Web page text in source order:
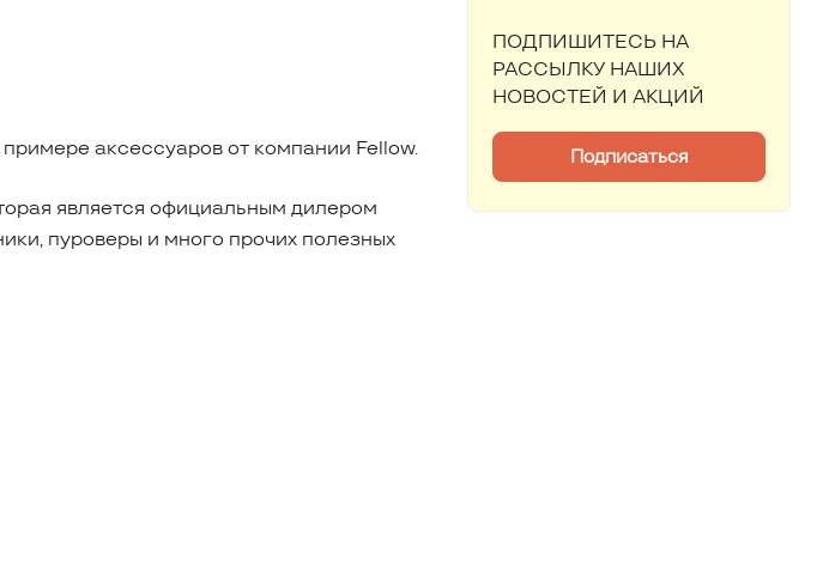
аксессуаров от компании Fellow.
является официальным дилером
пуроверы и много прочих полезных
ПОДПИШИТЕСЬ НА
РАССЫЛКУ НАШИХ
НОВОСТЕЙ И АКЦИЙ
Подписаться